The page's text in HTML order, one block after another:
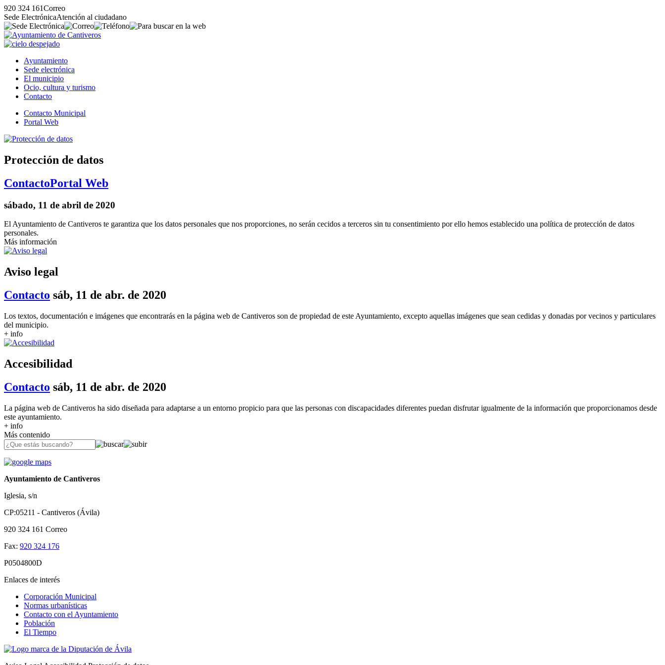
920 324 161Correo
Sede ElectrónicaAtención al ciudadano
Ayuntamiento
Sede electrónica
El municipio
Ocio, cultura y turismo
Contacto
Contacto Municipal
Portal Web
Protección de datos
ContactoPortal Web
sábado, 11 de abril de 2020
El Ayuntamiento de Cantiveros te garantiza que los datos personales que nos proporciones, no serán cecidos a terceros sin tu consentimiento por ello hemos establecido una política de protección de datos
personales.
Más información
Aviso legal
Contacto sáb, 11 de abr. de 2020
Los textos, documentación e imágenes que encontrarás en la página web de Cantiveros son de propiedad de este Ayuntamiento, excepto aquellas imágenes que sean cedidas y donadas por vecinos y particulares
del municipio.
+ info
Accesibilidad
Contacto sáb, 11 de abr. de 2020
La página web de Cantiveros ha sido diseñada para adaptarse a un entorno propicio para que las personas con discapacidades diferentes puedan disfrutar igualmente de la información que proporcionamos desde
este ayuntamiento.
+ info
Más contenido
Ayuntamiento de Cantiveros
Iglesia, s/n
CP:05211 - Cantiveros (Ávila)
920 324 161 Correo
Fax: 920 324 176
P0504800D
Enlaces de interés
Corporación Municipal
Normas urbanísticas
Contacto con el Ayuntamiento
Población
El Tiempo